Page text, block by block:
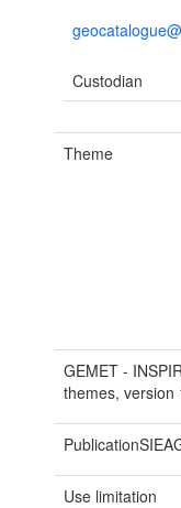
Custodian
Theme
GEMET -
themes, version
Use limitation